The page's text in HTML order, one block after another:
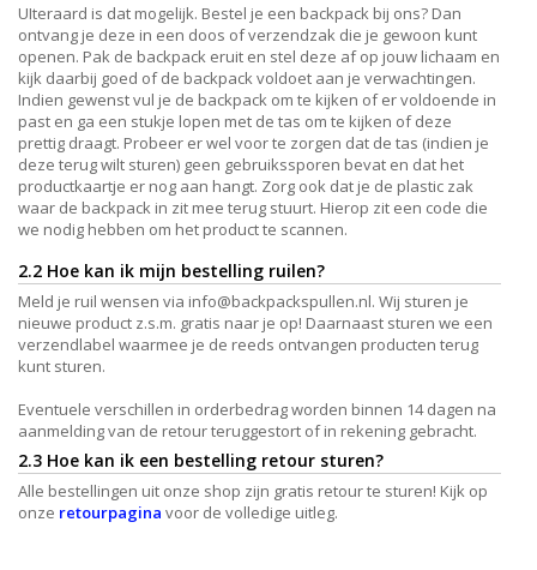
UIteraard is dat mogelijk. Bestel je een backpack bij ons? Dan
ontvang je deze in een doos of verzendzak die je gewoon kunt
openen. Pak de backpack eruit en stel deze af op jouw lichaam en
kijk daarbij goed of de backpack voldoet aan je verwachtingen.
Indien gewenst vul je de backpack om te kijken of er voldoende in
past en ga een stukje lopen met de tas om te kijken of deze
prettig draagt. Probeer er wel voor te zorgen dat de tas (indien je
deze terug wilt sturen) geen gebruikssporen bevat en dat het
productkaartje er nog aan hangt. Zorg ook dat je de plastic zak
waar de backpack in zit mee terug stuurt. Hierop zit een code die
we nodig hebben om het product te scannen.
2.2 Hoe kan ik mijn bestelling ruilen?
Meld je ruil wensen via info@backpackspullen.nl. Wij sturen je
nieuwe product z.s.m. gratis naar je op! Daarnaast sturen we een
verzendlabel waarmee je de reeds ontvangen producten terug
kunt sturen.
Eventuele verschillen in orderbedrag worden binnen 14 dagen na
aanmelding van de retour teruggestort of in rekening gebracht.
2.3 Hoe kan ik een bestelling retour sturen?
Alle bestellingen uit onze shop zijn gratis retour te sturen! Kijk op
onze retourpagina voor de volledige uitleg.